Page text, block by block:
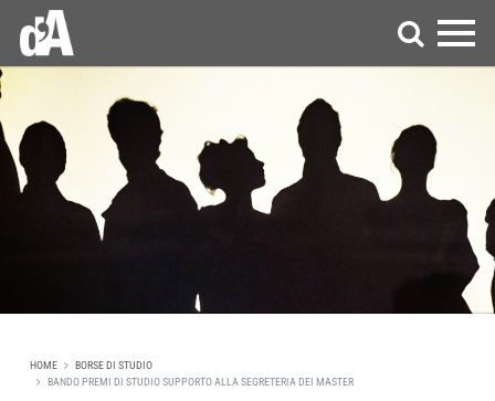
HOME
BORSE DI STUDIO
BANDO PREMI DI STUDIO SUPPORTO ALLA SEGRETERIA DEI MASTER